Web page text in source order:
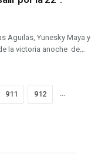
Aguilas, Yunesky Maya y
la victoria anoche de…
911 912